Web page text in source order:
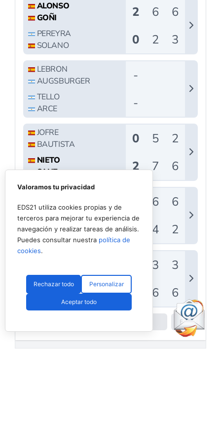
Valoramos tu privacidad
EDS21 utiliza cookies propias y de
terceros para mejorar tu experiencia de
navegación y realizar tareas de análisis.
Puedes consultar nuestra política de
cookies.
Rechazar todo Personalizar
Aceptar todo